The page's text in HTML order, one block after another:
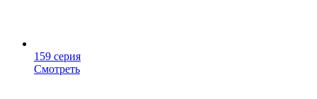
159 серия
Смотреть